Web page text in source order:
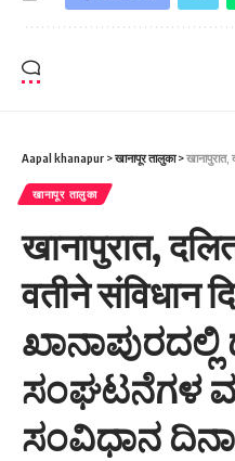
Aapal khanapur >खानापूर तालुका>खानापुरात, दलित
खानापूर तालुका
खानापुरात,
वतीने संविधान
ಸಂಘಟನೆಗಳ
ಸಂವಿಧಾನ